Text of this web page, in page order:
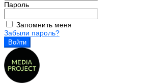
Пароль
Запомнить меня
Забыли пароль?